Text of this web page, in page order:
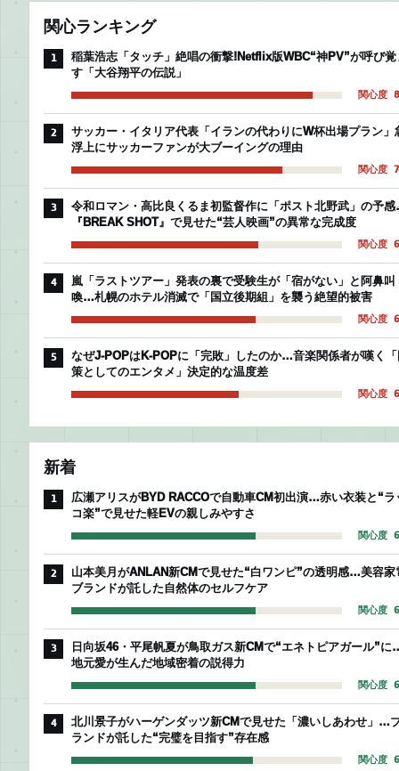
関心ランキング
1
稲葉浩志「タッチ」絶唱の衝撃!Netflix版WBC“神PV”が呼び覚
す「大谷翔平の伝説」
関心度
2
サッカー・イタリア代表「イランの代わりにW杯出場プラン」
浮上にサッカーファンが大ブーイングの理由
関心度
3
令和ロマン・高比良くるま初監督作に「ポスト北野武」の予
『BREAK SHOT』で見せた“芸人映画”の異常な完成度
関心度
4
嵐「ラストツアー」発表の裏で受験生が「宿がない」と阿鼻叫
喚…札幌のホテル消滅で「国立後期組」を襲う絶望的被害
関心度
5
なぜJ-POPはK-POPに「完敗」したのか…音楽関係者が嘆く
策としてのエンタメ」決定的な温度差
関心度
新着
1
広瀬アリスがBYD RACCOで自動車CM初出演…赤い衣装と“ラ
コ楽”で見せた軽EVの親しみやすさ
関心度
2
山本美月がANLAN新CMで見せた“白ワンピ”の透明感…美容家
ブランドが託した自然体のセルフケア
関心度
3
日向坂46・平尾帆夏が鳥取ガス新CMで“エネトピアガール”に
地元愛が生んだ地域密着の説得力
関心度
4
北川景子がハーゲンダッツ新CMで見せた「濃いしあわせ」…
ランドが託した“完璧を目指す”存在感
関心度